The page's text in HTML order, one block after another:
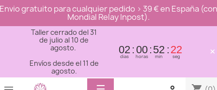
Envio gratuito para cualquier pedido > 39 € en España (con
Mondial Relay Inpost).
Taller cerrado del 31
de julio al 10 de
agosto.
Envíos desde el 11 de
agosto.
02
dias
00
horas
52
min
20
seg ×